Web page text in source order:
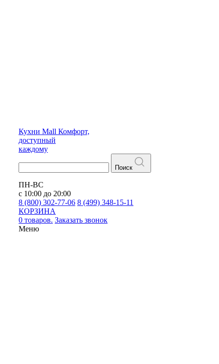
Кухни Mall Комфорт,
доступный
каждому
Поиск
ПН-ВС
с 10:00 до 20:00
8 (800) 302-77-06 8 (499) 348-15-11
КОРЗИНА
0 товаров. Заказать звонок
Меню